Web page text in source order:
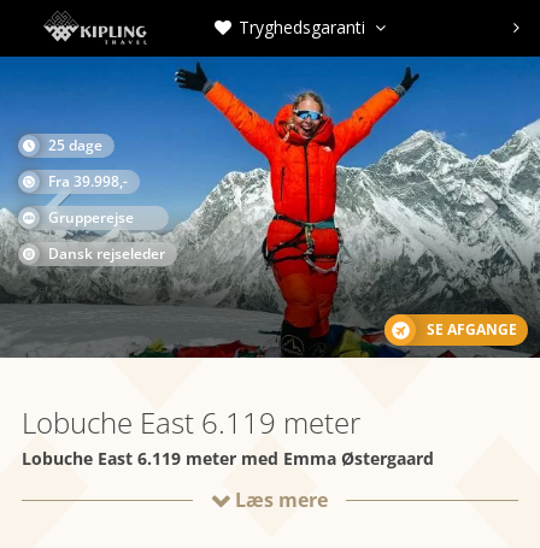
 Tryghedsgaranti  
25 dage
Fra 39.998,-
Grupperejse
Dansk rejseleder
SE AFGANGE
 
Lobuche East 6.119 meter
Lobuche East 6.119 meter med Emma Østergaard
 Læs mere